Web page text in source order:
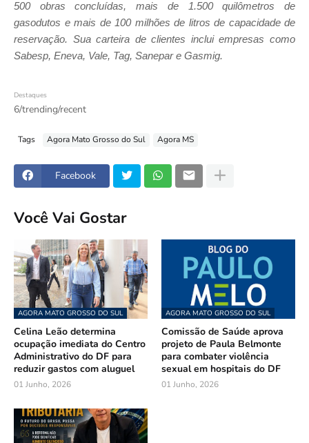
500 obras concluídas, mais de 1.500 quilômetros de
gasodutos e mais de 100 milhões de litros de capacidade de
reservação. Sua carteira de clientes inclui empresas como
Sabesp, Eneva, Vale, Tag, Sanepar e Gasmig.
Destaques
6/trending/recent
Tags Agora Mato Grosso do Sul Agora MS
Facebook
Você Vai Gostar
AGORA MATO GROSSO DO SUL
Celina Leão determina
ocupação imediata do Centro
Administrativo do DF para
reduzir gastos com aluguel
01 Junho, 2026
AGORA MATO GROSSO DO SUL
Comissão de Saúde aprova
projeto de Paula Belmonte
para combater violência
sexual em hospitais do DF
01 Junho, 2026